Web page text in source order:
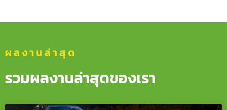
ผลงานล่าสุด
รวมผลงานล่าสุดของเรา